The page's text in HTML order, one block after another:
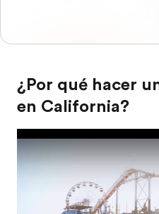
¿Por qué hacer
en California?
Play